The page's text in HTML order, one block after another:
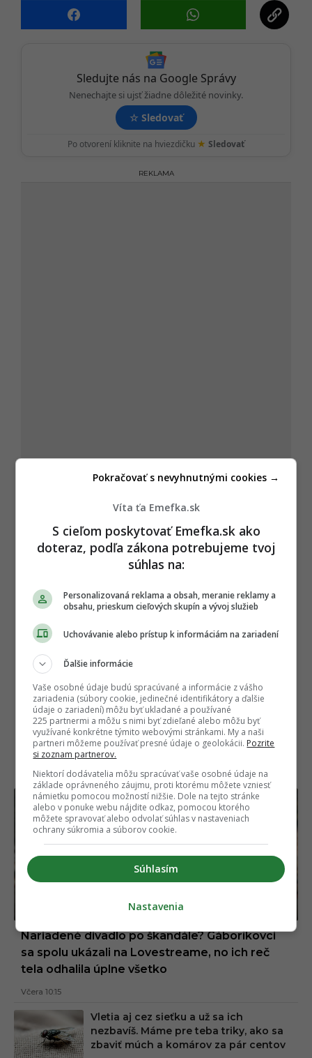
o
Sledujte nás na Google Správy
Nenechajte si ujsť žiadne dôležité novinky.
☆ Sledovať
Po otvorení kliknite na hviezdičku ★ Sledovať
REKLAMA
Autor
Absolvent grafického dizajnu na UAT v Bratislave a
sa už viac ako 10 rokov profesionálne venuje analýze
internetových trendov, digi ... viac o autorovi
NAJČÍTANEJŠIE
Nariadené divadlo po škandále? Gáboríkovci
sa spolu ukázali na Lovestreame, no ich reč
tela odhalila úplne všetko
Včera 10:15
Vletia aj cez sieťku a už sa ich
nezbavíš. Máme pre teba triky, ako sa
zbaviť múch a komárov za pár centov
Víta ťa Emefka.sk
S cieľom poskytovať Emefka.sk ako
doteraz, podľa zákona potrebujeme tvoj
súhlas na:
Personalizovaná reklama a obsah, meranie reklamy a
obsahu, prieskum cieľových skupín a vývoj služieb
Uchovávanie alebo prístup k informáciám na zariadení
Ďalšie informácie
Vaše osobné údaje budú spracúvané a informácie z vášho
zariadenia (súbory cookie, jedinečné identifikátory a ďalšie
údaje o zariadení) môžu byť ukladané a používané
225 partnermi a môžu s nimi byť zdieľané alebo môžu byť
využívané konkrétne týmito webovými stránkami. My a naši
partneri môžeme používať presné údaje o geolokácii. Pozrite
si zoznam partnerov.
Niektorí dodávatelia môžu spracúvať vaše osobné údaje na
základe oprávneného záujmu, proti ktorému môžete vzniesť
námietku pomocou možností nižšie. Dole na tejto stránke
alebo v ponuke webu nájdite odkaz, pomocou ktorého
môžete spravovať alebo odvolať súhlas v nastaveniach
ochrany súkromia a súborov cookie.
Súhlasím
Pokračovať s nevyhnutnými cookies →
Nastavenia